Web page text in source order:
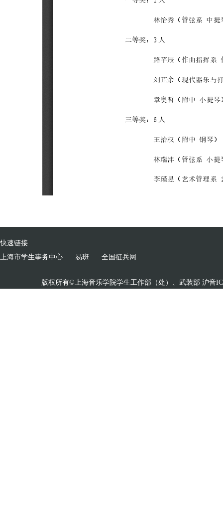
快速链接
上海市学生事务中心
易班 全国征兵网
版权所有©上海音乐学院学生工作部（处）、武装部 沪音